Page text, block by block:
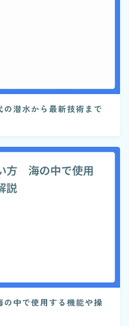
潜水から最新技術まで
中で使用する機能や操